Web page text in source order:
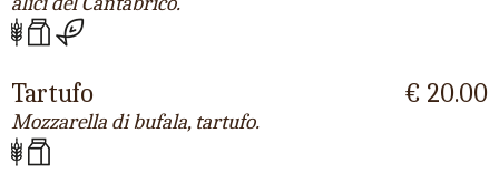
Tartufo
Mozzarella di bufala, tartufo.
€ 20.00